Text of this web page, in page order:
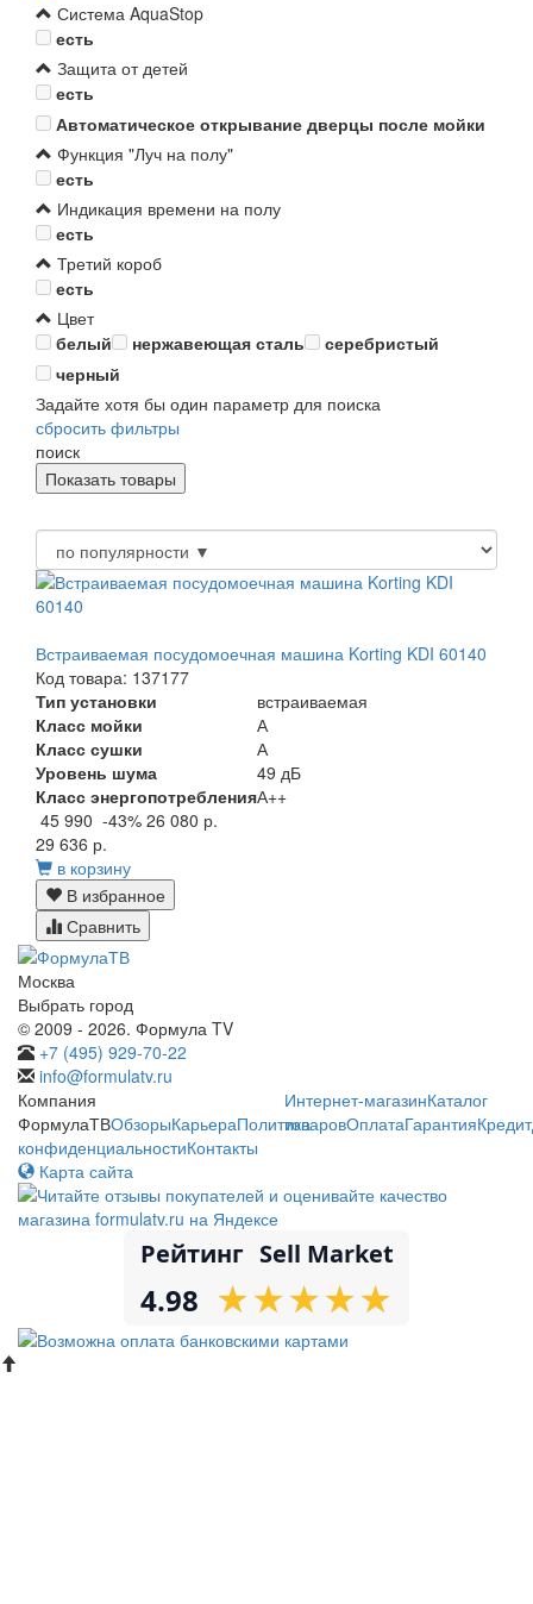
Система AquaStop
есть
Защита от детей
есть
Автоматическое открывание дверцы после мойки
Функция "Луч на полу"
есть
Индикация времени на полу
есть
Третий короб
есть
Цвет
белый
нержавеющая сталь
серебристый
черный
Задайте хотя бы один параметр для поиска
сбросить фильтры
поиск
Встраиваемая посудомоечная машина Korting KDI 60140
Код товара: 137177
Тип установки
встраиваемая
Класс мойки
А
Класс сушки
А
Уровень шума
49 дБ
Класс энергопотребленияА++
45 990 -43% 26 080 р.
29 636 р.
в корзину
В избранное
Сравнить
Москва
Выбрать город
© 2009 - 2026. Формула TV
+7 (495) 929-70-22
info@formulatv.ru
Компания
ФормулаТВОбзорыКарьераПолитика
конфиденциальностиКонтакты
Интернет-магазинКаталог
товаровОплатаГарантияКредит
Карта сайта
Рейтинг Sell Market
4.98 ★
★★
★★
★★
★★
★